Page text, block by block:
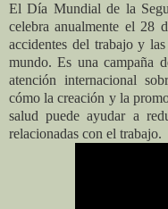
El Día Mundial de la
celebra anualmente el 28
accidentes del trabajo y
mundo. Es una campaña
atención internacional
cómo la creación y la
salud puede ayudar a
relacionadas con el trabajo.